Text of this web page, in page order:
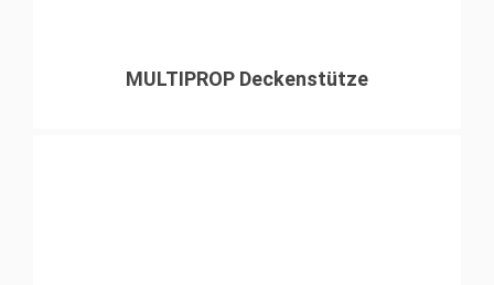
MULTIPROP Deckenstütze